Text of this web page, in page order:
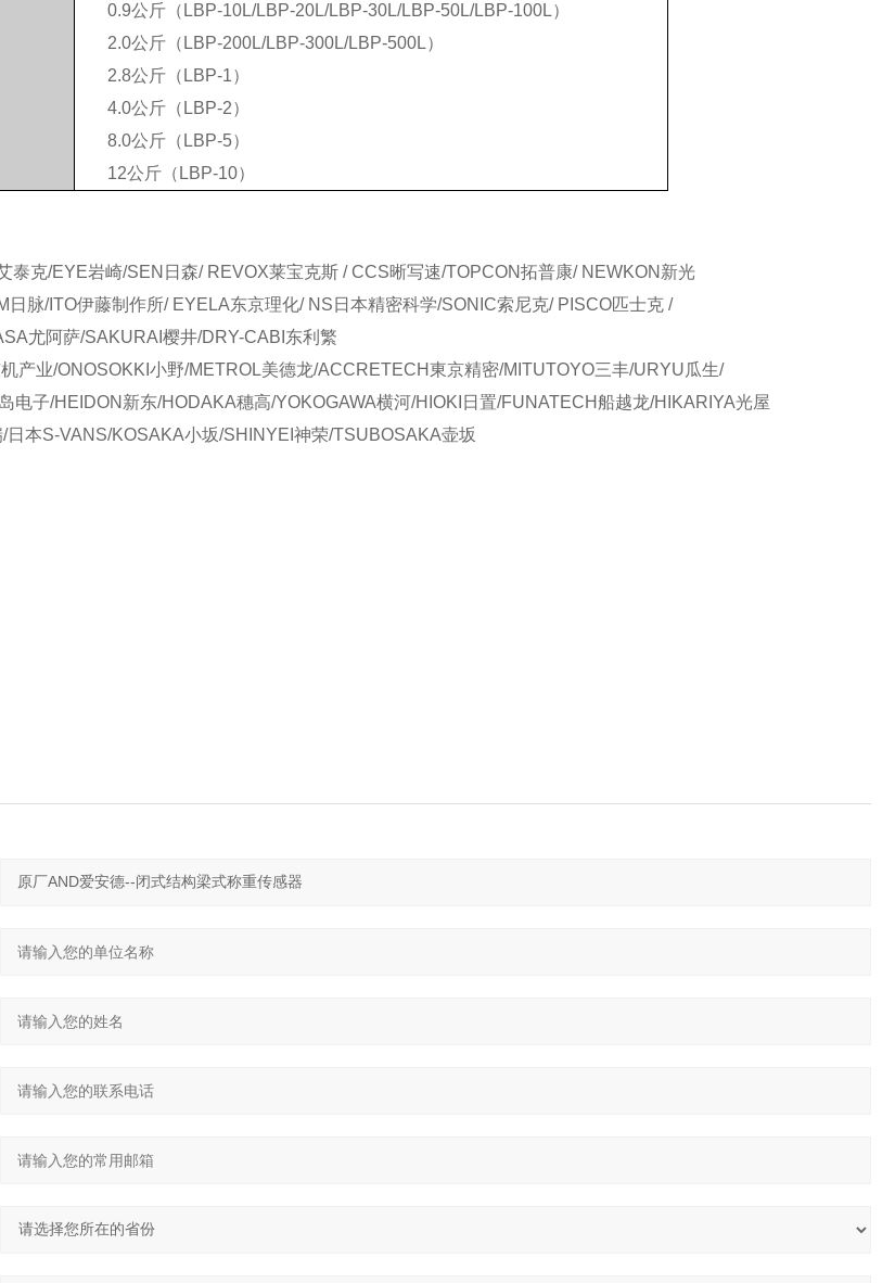
0.9公斤（LBP-10L/LBP-20L/LBP-30L/LBP-50L/LBP-100L）
2.0公斤（LBP-200L/LBP-300L/LBP-500L）
2.8公斤（LBP-1）
4.0公斤（LBP-2）
8.0公斤（LBP-5）
12公斤（LBP-10）
泰克/EYE岩崎/SEN日森/ REVOX莱宝克斯 / CCS晰写速/TOPCON拓普康/ NEWKON新光
日脉/ITO伊藤制作所/ EYELA东京理化/ NS日本精密科学/SONIC索尼克/ PISCO匹士克 /
尤阿萨/SAKURAI樱井/DRY-CABI东利繁
产业/ONOSOKKI小野/METROL美德龙/ACCRETECH東京精密/MITUTOYO三丰/URYU瓜生/
电子/HEIDON新东/HODAKA穗高/YOKOGAWA横河/HIOKI日置/FUNATECH船越龙/HIKARIYA光屋
日本S-VANS/KOSAKA小坂/SHINYEI神荣/TSUBOSAKA壶坂